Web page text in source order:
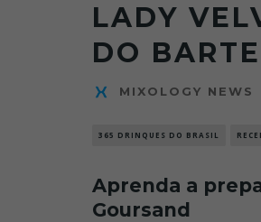
LADY
DO
MIXOLOGY NEWS
365 DRINQUES DO BRASIL
Aprenda a
Goursand